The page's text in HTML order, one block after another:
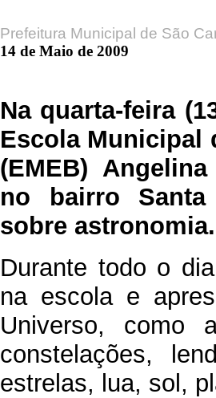
Prefeitura Municipal de São
14 de Maio de 2009
Na quarta-feira
Escola Municipal
(EMEB)
no bairro Santa
sobre astronomia.
Durante todo o
na escola e
Universo, como
constelações,
estrelas, lua, sol,